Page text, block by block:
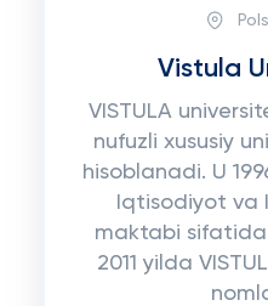
Vistula
VISTULA
nufuzli xususiy
hisoblanadi. U
Iqtisodiyot va
maktabi
2011 yilda